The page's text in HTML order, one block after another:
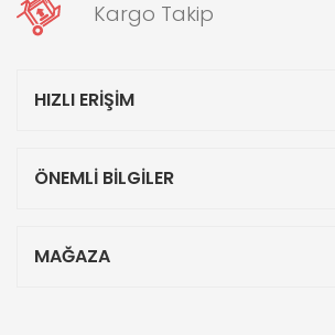
Kargo Takip
HIZLI ERİŞİM
ÖNEMLİ BİLGİLER
MAĞAZA